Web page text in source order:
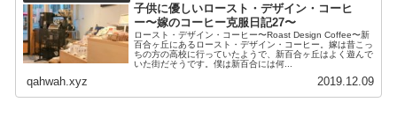
子供に優しいロースト・デザイン・コーヒ
ー〜嫁のコーヒー克服日記27〜
ロースト・デザイン・コーヒー〜Roast Design Coffee〜新
百合ヶ丘にあるロースト・デザイン・コーヒー。嫁は昔こっ
ちの方の高校に行っていたようで、新百合ヶ丘はよく遊んで
いた街だそうです。僕は新百合には何...
qahwah.xyz 2019.12.09